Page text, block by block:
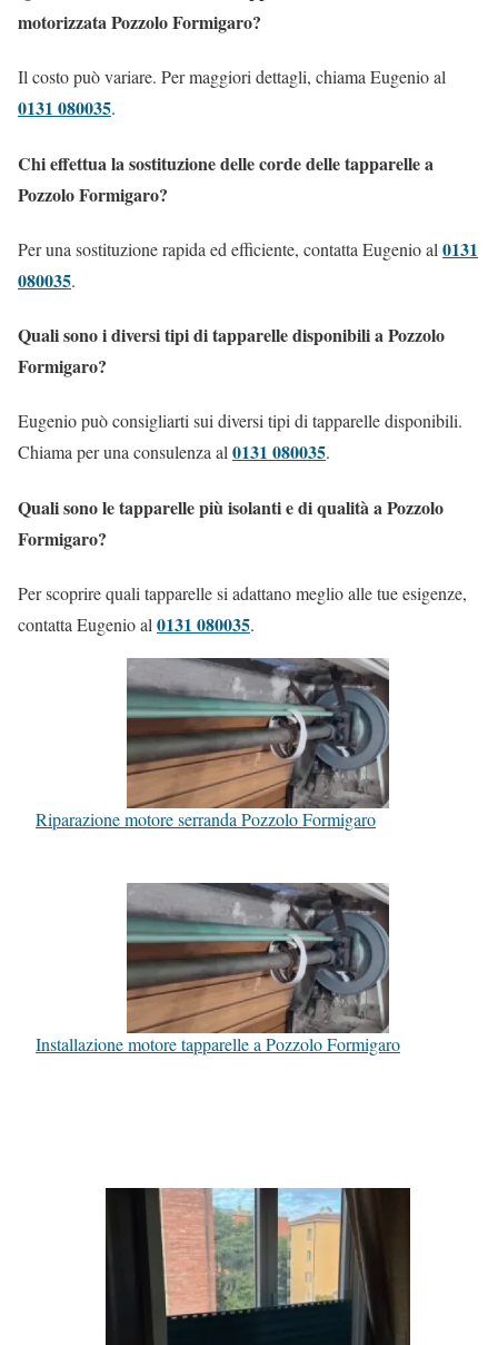
motorizzata Pozzolo Formigaro?
Il costo può variare. Per maggiori dettagli, chiama Eugenio al
0131 080035.
Chi effettua la sostituzione delle corde delle tapparelle a
Pozzolo Formigaro?
Per una sostituzione rapida ed efficiente, contatta Eugenio al 0131
080035.
Quali sono i diversi tipi di tapparelle disponibili a Pozzolo
Formigaro?
Eugenio può consigliarti sui diversi tipi di tapparelle disponibili.
Chiama per una consulenza al0131 080035.
Quali sono le tapparelle più isolanti e di qualità a Pozzolo
Formigaro?
Per scoprire quali tapparelle si adattano meglio alle tue esigenze,
contatta Eugenio al 0131 080035.
Riparazione motore serranda Pozzolo Formigaro
Installazione motore tapparelle a Pozzolo Formigaro